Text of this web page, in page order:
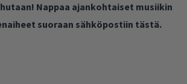
Nappaa ajankohtaiset musiikin
suoraan sähköpostiin tästä.